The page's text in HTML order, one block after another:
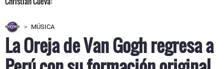
MÚSICA
La Oreja de Van Gogh regresa a